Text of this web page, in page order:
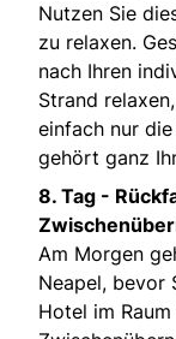
Nutzen Sie
zu relaxen.
nach Ihren
Strand
einfach nur die
gehört ganz
8. Tag -
Am Morgen
Neapel, bevor
Hotel im